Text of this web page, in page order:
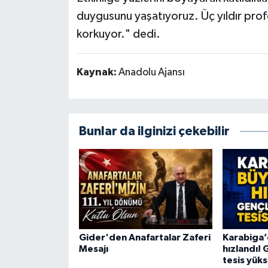
duygusunu yaşatıyoruz. Üç yıldır
korkuyor." dedi.
Kaynak: Anadolu Ajansı
Bunlar da ilginizi çekebilir
Gider'den Anafartalar Zaferi
Mesajı
tesis